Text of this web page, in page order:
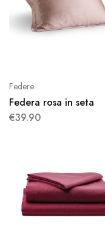
Federe
Federa rosa in seta
€39.90